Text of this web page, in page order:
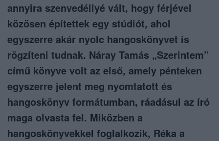
annyira szenvedéllyé vált, hogy férjével
közösen építettek egy stúdiót, ahol
egyszerre akár nyolc hangoskönyvet is
rögzíteni tudnak. Náray Tamás „Szerintem”
című könyve volt az első, amely pénteken
egyszerre jelent meg nyomtatott és
hangoskönyv formátumban, ráadásul az író
maga olvasta fel. Miközben a
hangoskönyvekkel foglalkozik, Réka a